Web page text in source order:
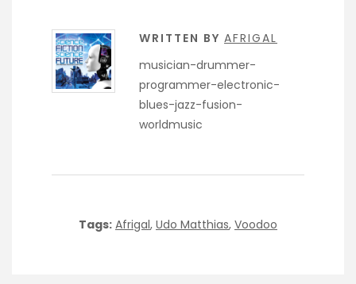
WRITTEN BY AFRIGAL
musician-drummer-
programmer-electronic-
blues-jazz-fusion-
worldmusic
Tags: Afrigal, Udo Matthias, Voodoo